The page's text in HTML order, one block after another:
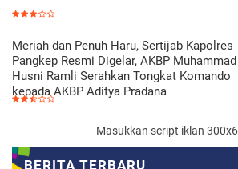
Meriah dan Penuh Haru, Sertijab Kapolres
Pangkep Resmi Digelar, AKBP Muhammad
Husni Ramli Serahkan Tongkat Komando
kepada AKBP Aditya Pradana
Masukkan script iklan